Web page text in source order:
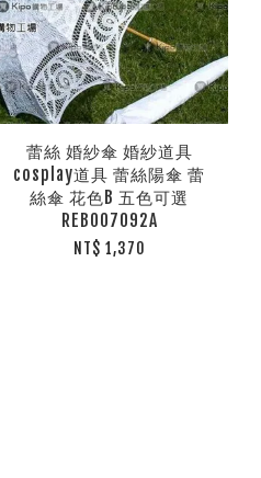
蕾絲 婚紗傘 婚紗道具
cosplay道具 蕾絲陽傘 蕾
絲傘 花色B 五色可選
REB007092A
NT$ 1,370